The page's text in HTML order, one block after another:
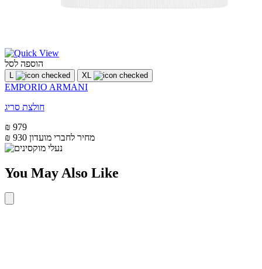
הוספה לסל
L XL
EMPORIO ARMANI
חולצת סריג
₪ 979
₪ 930 מחיר לחברי מועדון
You May Also Like